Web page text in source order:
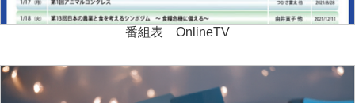
番組表 OnlineTV